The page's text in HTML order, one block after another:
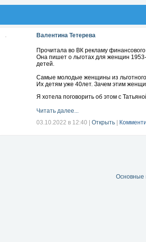
Валентина Тетерева
Прочитала во ВК рекламу
Она пишет о льготах для женщин 1953-
детей.
Самые молодые женщины из льготного
Их детям уже 40лет. Зачем этим
Я хотела поговорить об этом с
Читать далее...
03.10.2022 в 12:40
Открыть
Основные